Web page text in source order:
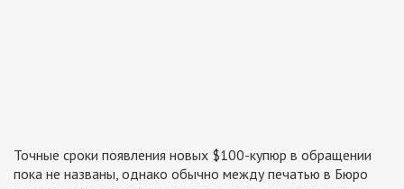
Точные сроки появления новых $100-купюр в обращении
пока не названы, однако обычно между печатью в Бюро